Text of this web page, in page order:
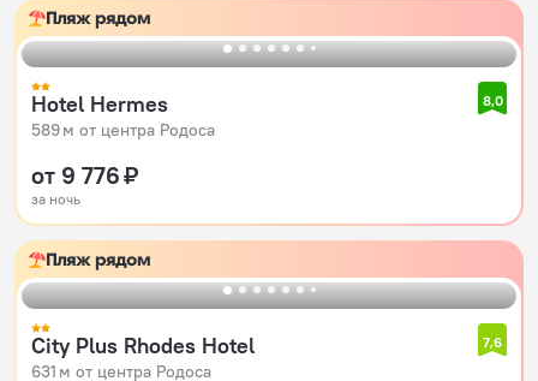
Пляж рядом
Hotel Hermes
589 м от центра Родоса
8,0
от 9 776 ₽
за ночь
Пляж рядом
City Plus Rhodes Hotel
631 м от центра Родоса
7,6